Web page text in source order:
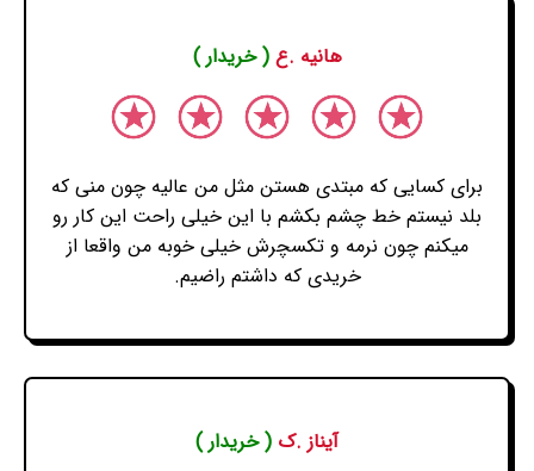
هانیه .ع( خریدار )
برای کسایی که مبتدی هستن مثل من عالیه چون منی که
بلد نیستم خط چشم بکشم با این خیلی راحت این کار رو
میکنم چون نرمه و تکسچرش خیلی خوبه من واقعا از
خریدی که داشتم راضیم.
آیناز .ک ( خریدار )